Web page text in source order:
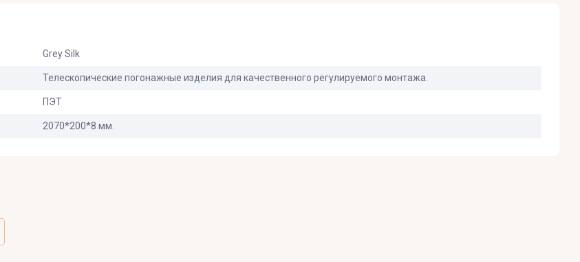
Результатов на странице
Grey Silk
Телескопические погонажные изделия для качественного регулируемого монтажа.
ПЭТ
2070*200*8 мм.